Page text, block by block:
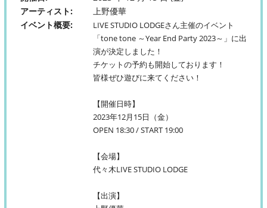
アーティスト
上野優華
イベント概要
LIVE STUDIO LODGEさん主催のイベント
「tone tone ～Year End Party 2023～」に出
演が決定しました！
チケットの予約も開始しております！
皆様ぜひ遊びに来てください！
【開催日時】
2023年12月15日（金）
OPEN 18:30 / START 19:00
【会場】
代々木LIVE STUDIO LODGE
【出演】